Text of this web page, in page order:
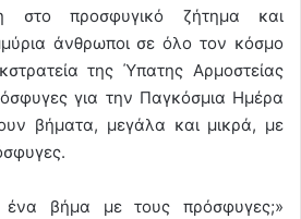
στο προσφυγικό ζήτημα και
άνθρωποι σε όλο τον κόσμο
της Ύπατης Αρμοστείας
για την Παγκόσμια Ημέρα
βήματα, μεγάλα και μικρά, με
βήμα με τους πρόσφυγες;»